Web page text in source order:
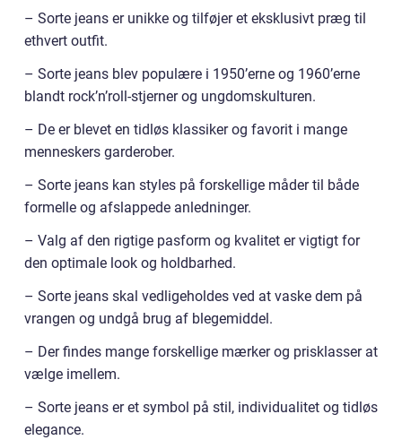
– Sorte jeans er unikke og tilføjer et eksklusivt præg til
ethvert outfit.
– Sorte jeans blev populære i 1950’erne og 1960’erne
blandt rock’n’roll-stjerner og ungdomskulturen.
– De er blevet en tidløs klassiker og favorit i mange
menneskers garderober.
– Sorte jeans kan styles på forskellige måder til både
formelle og afslappede anledninger.
– Valg af den rigtige pasform og kvalitet er vigtigt for
den optimale look og holdbarhed.
– Sorte jeans skal vedligeholdes ved at vaske dem på
vrangen og undgå brug af blegemiddel.
– Der findes mange forskellige mærker og prisklasser at
vælge imellem.
– Sorte jeans er et symbol på stil, individualitet og tidløs
elegance.